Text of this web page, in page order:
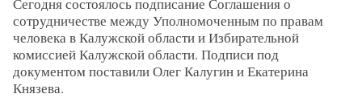
сотрудничестве между Уполномоченным по правам
человека в Калужской области и Избирательной
комиссией Калужской области. Подписи под
документом поставили Олег Калугин и Екатерина
Князева.